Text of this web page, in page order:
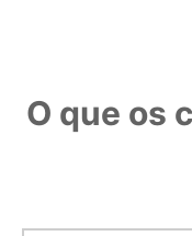
O que os